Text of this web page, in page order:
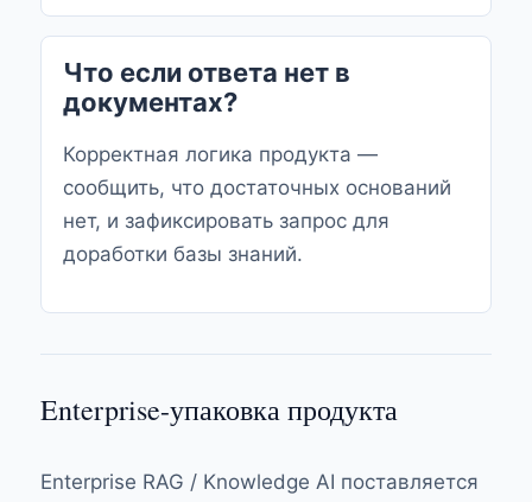
Что если ответа нет в
документах?
Корректная логика продукта —
сообщить, что достаточных оснований
нет, и зафиксировать запрос для
доработки базы знаний.
Enterprise-упаковка продукта
Enterprise RAG / Knowledge AI поставляется